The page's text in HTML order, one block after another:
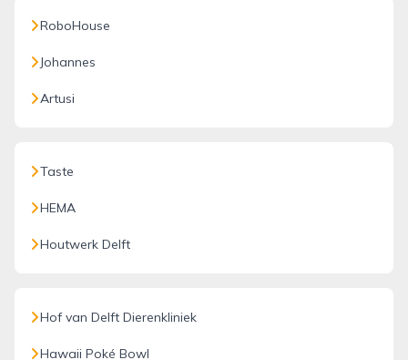
RoboHouse
Johannes
Artusi
Taste
HEMA
Houtwerk Delft
Hof van Delft Dierenkliniek
Hawaii Poké Bowl